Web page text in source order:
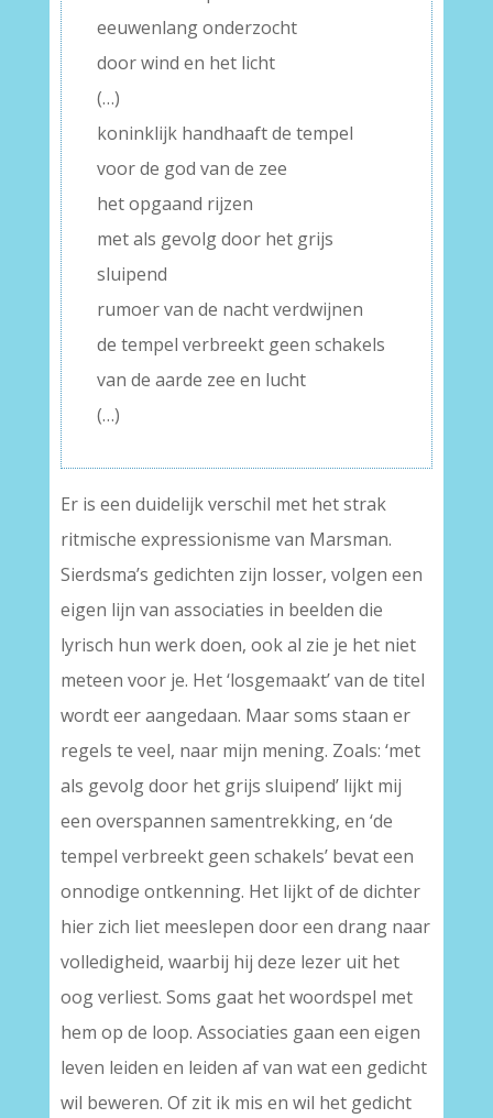
eeuwenlang onderzocht
door wind en het licht
(…)
koninklijk handhaaft de tempel
voor de god van de zee
het opgaand rijzen
met als gevolg door het grijs
sluipend
rumoer van de nacht verdwijnen
de tempel verbreekt geen schakels
van de aarde zee en lucht
(…)
Er is een duidelijk verschil met het strak
ritmische expressionisme van Marsman.
Sierdsma’s gedichten zijn losser, volgen een
eigen lijn van associaties in beelden die
lyrisch hun werk doen, ook al zie je het niet
meteen voor je. Het ‘losgemaakt’ van de titel
wordt eer aangedaan. Maar soms staan er
regels te veel, naar mijn mening. Zoals: ‘met
als gevolg door het grijs sluipend’ lijkt mij
een overspannen samentrekking, en ‘de
tempel verbreekt geen schakels’ bevat een
onnodige ontkenning. Het lijkt of de dichter
hier zich liet meeslepen door een drang naar
volledigheid, waarbij hij deze lezer uit het
oog verliest. Soms gaat het woordspel met
hem op de loop. Associaties gaan een eigen
leven leiden en leiden af van wat een gedicht
wil beweren. Of zit ik mis en wil het gedicht